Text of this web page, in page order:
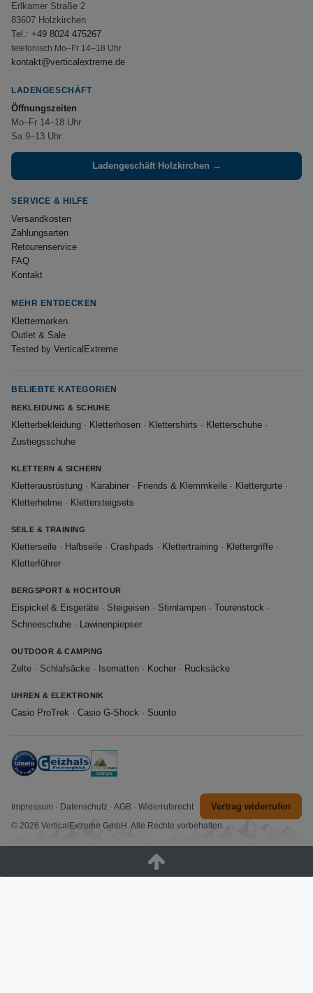
Erlkamer Straße 2
83607 Holzkirchen
Tel.: +49 8024 475267
telefonisch Mo–Fr 14–18 Uhr
kontakt@verticalextreme.de
LADENGESCHÄFT
Öffnungszeiten
Mo–Fr 14–18 Uhr
Sa 9–13 Uhr
Ladengeschäft Holzkirchen →
SERVICE & HILFE
Versandkosten
Zahlungsarten
Retourenservice
FAQ
Kontakt
MEHR ENTDECKEN
Klettermarken
Outlet & Sale
Tested by VerticalExtreme
BELIEBTE KATEGORIEN
BEKLEIDUNG & SCHUHE
Kletterbekleidung · Kletterhosen · Klettershirts · Kletterschuhe ·
Zustiegsschuhe
KLETTERN & SICHERN
Kletterausrüstung · Karabiner · Friends & Klemmkeile · Klettergurte ·
Kletterhelme · Klettersteigsets
SEILE & TRAINING
Kletterseile · Halbseile · Crashpads · Klettertraining · Klettergriffe ·
Kletterführer
BERGSPORT & HOCHTOUR
Eispickel & Eisgeräte · Steigeisen · Stirnlampen · Tourenstock ·
Schneeschuhe · Lawinenpiepser
OUTDOOR & CAMPING
Zelte · Schlafsäcke · Isomatten · Kocher · Rucksäcke
UHREN & ELEKTRONIK
Casio ProTrek · Casio G-Shock · Suunto
Impressum · Datenschutz · AGB · Widerrufsrecht Vertrag widerrufen
© 2026 VerticalExtreme GmbH. Alle Rechte vorbehalten.